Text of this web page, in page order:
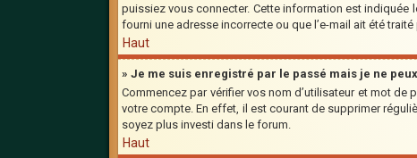
puissiez vous connecter. Cette information est indiquée
fourni une adresse incorrecte ou que l’e-mail ait été
Haut
» Je me suis enregistré par le passé mais je ne
Commencez par vérifier vos nom d’utilisateur et mot
votre compte. En effet, il est courant de supprimer
soyez plus investi dans le forum.
Haut